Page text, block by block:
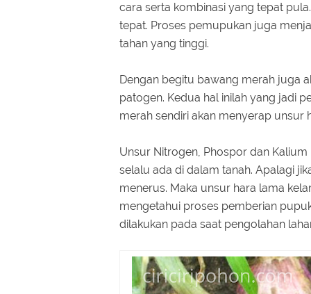
cara serta kombinasi yang tepat
tepat. Proses pemupukan juga
tahan yang tinggi.
Dengan begitu bawang merah juga
patogen. Kedua hal inilah yang jadi
merah sendiri akan menyerap unsur
Unsur Nitrogen, Phospor dan
selalu ada di dalam tanah. Apalagi
menerus. Maka unsur hara lama
mengetahui proses pemberian
dilakukan pada saat pengolahan